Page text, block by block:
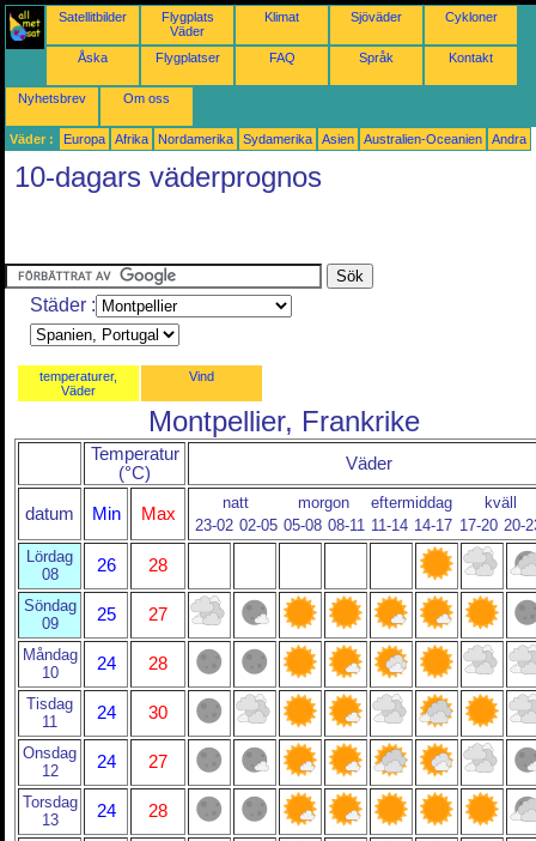
Satellitbilder
Flygplats
Väder
Klimat Sjöväder Cykloner
Åska Flygplatser FAQ Språk Kontakt
Nyhetsbrev Om oss
Väder : Europa Afrika Nordamerika Sydamerika Asien Australien-Oceanien Andra
10-dagars väderprognos
Städer :
temperaturer,
Väder
Vind
Montpellier, Frankrike
Temperatur
(°C)
Väder
datum Min Max
natt morgon eftermiddag
kväll
23-02 02-05 05-08 08-11 11-14 14-17 17-20 20-
Lördag
08
26 28
Söndag
09
25 27
Måndag
10
24 28
Tisdag
11
24 30
Onsdag
12
24 27
Torsdag
13
24 28